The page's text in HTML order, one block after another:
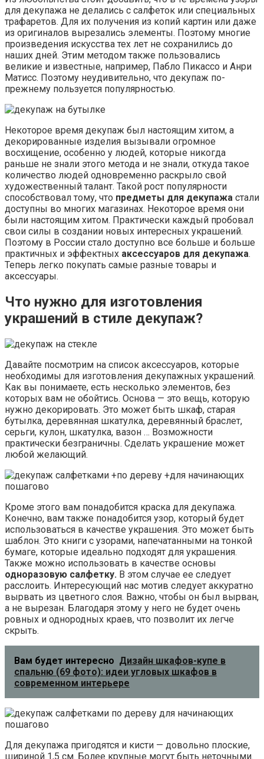
для декупажа не делались с салфеток или специальных
трафаретов. Для их получения из копий картин или даже
из оригиналов вырезались элементы. Поэтому многие
произведения искусства тех лет не сохранились до
наших дней. Этим методом также пользовались
великие и известные, например, Пабло Пикассо и Анри
Матисс. Поэтому неудивительно, что декупаж по-
прежнему пользуется популярностью.
Некоторое время декупаж был настоящим хитом, а
декорированные изделия вызывали огромное
восхищение, особенно у людей, которые никогда
раньше не знали этого метода и не знали, откуда такое
количество людей одновременно раскрыло свой
художественный талант. Такой рост популярности
способствовал тому, что предметы для декупажа стали
доступны во многих магазинах. Некоторое время они
были настоящим хитом. Практически каждый пробовал
свои силы в создании новых интересных украшений.
Поэтому в России стало доступно все больше и больше
практичных и эффектных аксессуаров для декупажа.
Теперь легко покупать самые разные товары и
аксессуары.
Что нужно для изготовления
украшений в стиле декупаж?
Давайте посмотрим на список аксессуаров, которые
необходимы для изготовления декупажных украшений.
Как вы понимаете, есть несколько элементов, без
которых вам не обойтись. Основа — это вещь, которую
нужно декорировать. Это может быть шкаф, старая
бутылка, деревянная шкатулка, деревянный браслет,
серьги, кулон, шкатулка, вазон … Возможности
практически безграничны. Сделать украшение может
любой желающий.
Кроме этого вам понадобится краска для декупажа.
Конечно, вам также понадобится узор, который будет
использоваться в качестве украшения. Это может быть
шаблон. Это книги с узорами, напечатанными на тонкой
бумаге, которые идеально подходят для украшения.
Также можно использовать в качестве основы
одноразовую салфетку. В этом случае ее следует
расслоить. Интересующий нас мотив следует аккуратно
вырвать из цветного слоя. Важно, чтобы он был вырван,
а не вырезан. Благодаря этому у него не будет очень
ровных и однородных краев, что позволит их легче
скрыть.
Вам будет интересно Дизайн шкафов-купе в
спальню (69 фото): идеи угловых шкафов в
современном интерьере
Для декупажа пригодятся и кисти — довольно плоские,
шириной 1,5 см. Более крупные могут быть неточными.